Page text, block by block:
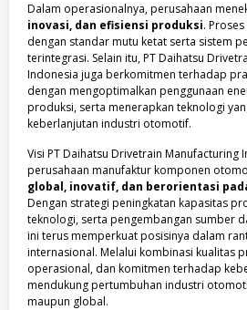
Dalam operasionalnya, perusahaan
inovasi, dan efisiensi produksi.
dengan standar mutu ketat serta sistem
terintegrasi. Selain itu, PT Daihatsu
Indonesia juga berkomitmen terhadap
dengan mengoptimalkan penggunaan
produksi, serta menerapkan teknologi
keberlanjutan industri otomotif.
Visi PT Daihatsu Drivetrain Manufacturing
perusahaan manufaktur komponen
global, inovatif, dan berorientasi
Dengan strategi peningkatan kapasitas
teknologi, serta pengembangan sumber
ini terus memperkuat posisinya dalam
internasional. Melalui kombinasi kualitas
operasional, dan komitmen terhadap
mendukung pertumbuhan industri
maupun global.